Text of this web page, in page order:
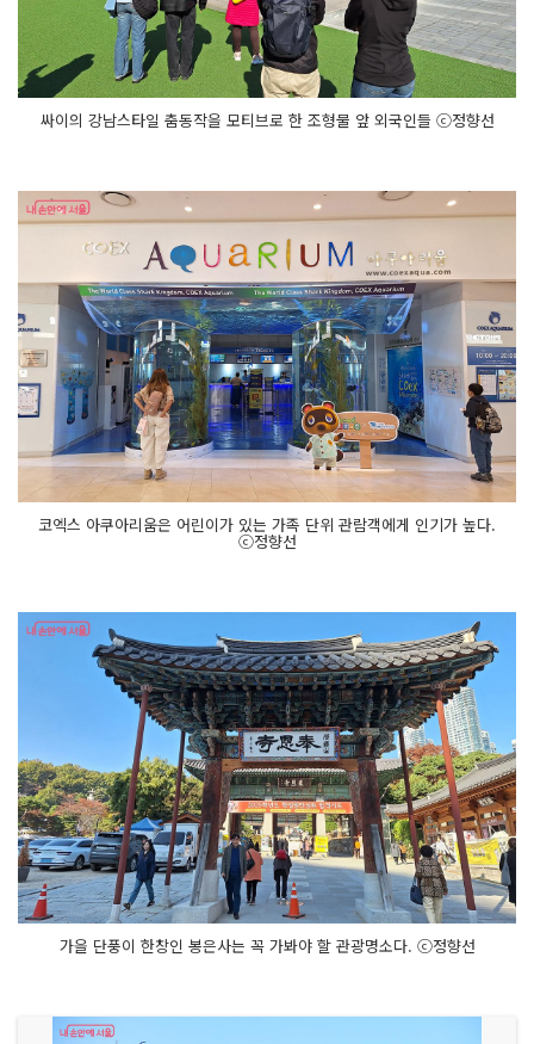
싸이의 강남스타일 춤동작을 모티브로 한 조형물 앞 외국인들 ⓒ정향선
코엑스 아쿠아리움은 어린이가 있는 가족 단위 관람객에게 인기가 높다.
ⓒ정향선
가을 단풍이 한창인 봉은사는 꼭 가봐야 할 관광명소다. ⓒ정향선